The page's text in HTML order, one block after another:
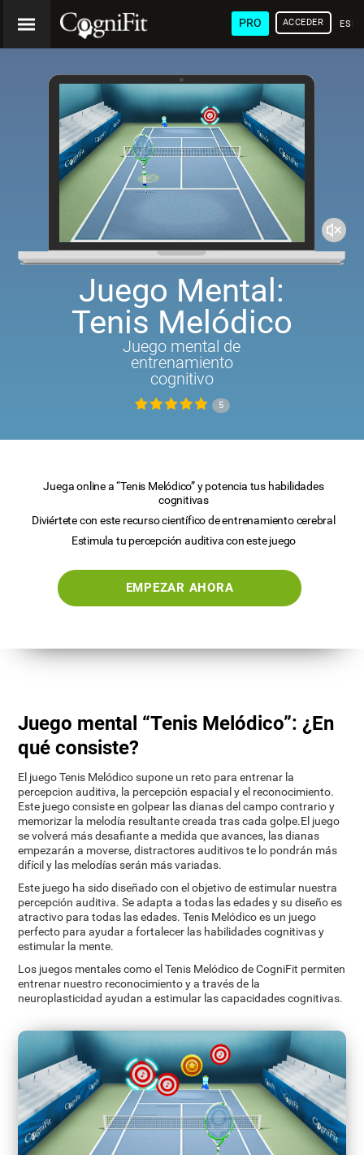
PRO ACCEDER
Juego Mental:
Tenis Melódico
Juego mental de
entrenamiento
cognitivo
5
Juega online a “Tenis Melódico” y potencia tus habilidades
cognitivas
Diviértete con este recurso científico de entrenamiento cerebral
Estimula tu percepción auditiva con este juego
EMPEZAR AHORA
Juego mental “Tenis Melódico”: ¿En
qué consiste?
El juego Tenis Melódico supone un reto para entrenar la
percepcion auditiva, la percepción espacial y el reconocimiento.
Este juego consiste en golpear las dianas del campo contrario y
memorizar la melodía resultante creada tras cada golpe.El juego
se volverá más desafiante a medida que avances, las dianas
empezarán a moverse, distractores auditivos te lo pondrán más
difícil y las melodías serán más variadas.
Este juego ha sido diseñado con el objetivo de estimular nuestra
percepción auditiva. Se adapta a todas las edades y su diseño es
atractivo para todas las edades. Tenis Melódico es un juego
perfecto para ayudar a fortalecer las habilidades cognitivas y
estimular la mente.
Los juegos mentales como el Tenis Melódico de CogniFit permiten
entrenar nuestro reconocimiento y a través de la
neuroplasticidad ayudan a estimular las capacidades cognitivas.